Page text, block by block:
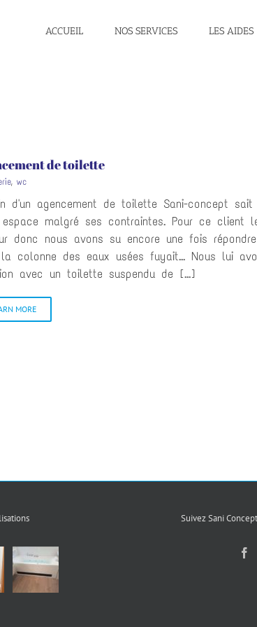
ACCUEIL NOS SERVICES LES AIDES
de toilette
, wc
d'un agencement de toilette Sani-concept
malgré ses contraintes. Pour ce client
donc nous avons su encore une fois
colonne des eaux usées fuyait... Nous lui
avec un toilette suspendu de [...]
MORE
Suivez Sani